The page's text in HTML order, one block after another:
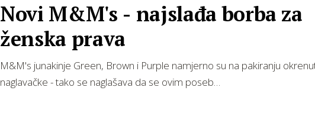
Novi M&M's - najslađa borba za
ženska prava
M&M's junakinje Green, Brown i Purple namjerno su na pakiranju
naglavačke - tako se naglašava da se ovim poseb…